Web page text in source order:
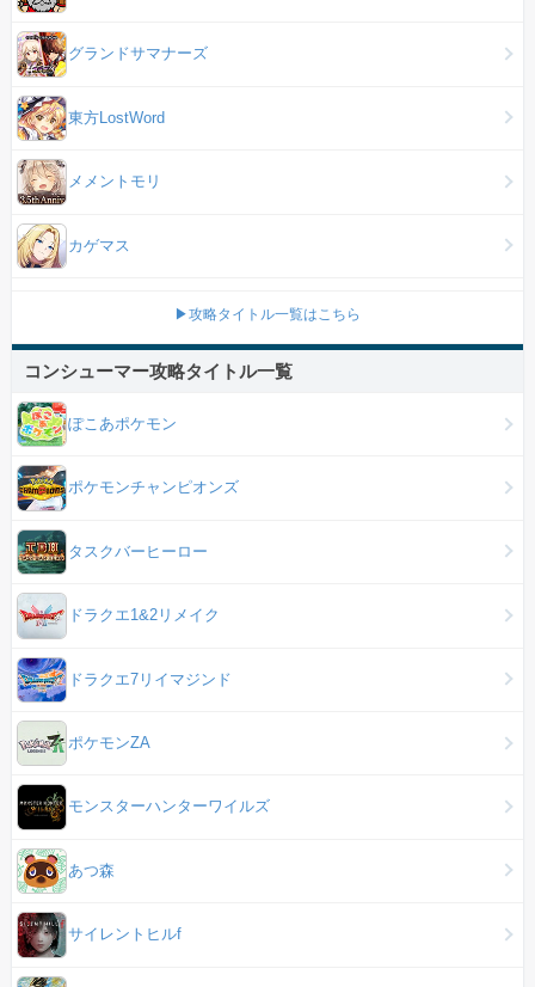
グランドサマナーズ
東方LostWord
メメントモリ
カゲマス
▶攻略タイトル一覧はこちら
コンシューマー攻略タイトル一覧
ぽこあポケモン
ポケモンチャンピオンズ
タスクバーヒーロー
ドラクエ1&2リメイク
ドラクエ7リイマジンド
ポケモンZA
モンスターハンターワイルズ
あつ森
サイレントヒルf